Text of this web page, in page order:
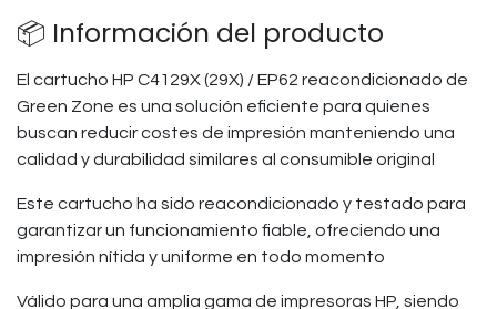
📦 Información del producto
El cartucho HP C4129X (29X) / EP62 reacondicionado de
Green Zone es una solución eficiente para quienes
buscan reducir costes de impresión manteniendo una
calidad y durabilidad similares al consumible original
Este cartucho ha sido reacondicionado y testado para
garantizar un funcionamiento fiable, ofreciendo una
impresión nítida y uniforme en todo momento
Válido para una amplia gama de impresoras HP, siendo